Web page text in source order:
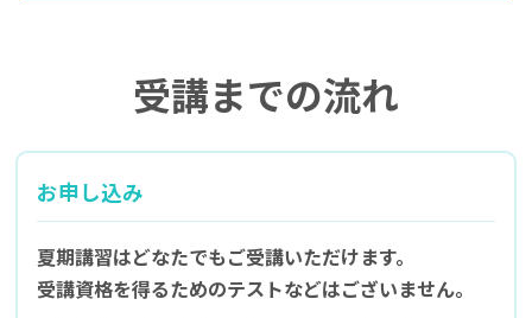
受講までの流れ
お申し込み
夏期講習はどなたでもご受講いただけます。
受講資格を得るためのテストなどはございません。